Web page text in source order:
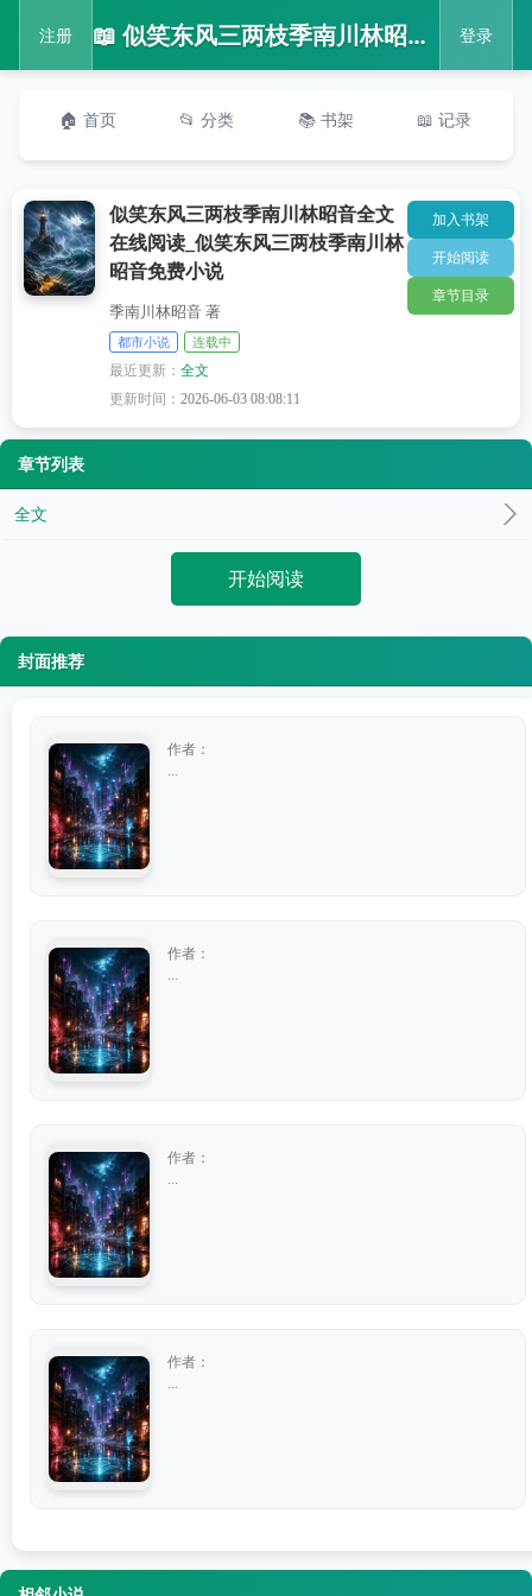
注册 📖 似笑东风三两枝季南川林昭音全文在线阅读_似笑东风三两枝季南川林昭音免费小说 登录
🏠 首页 📂 分类 📚 书架 📖 记录
似笑东风三两枝季南川林昭音全文
在线阅读_似笑东风三两枝季南川林
昭音免费小说
季南川林昭音 著
都市小说 连载中
最近更新：全文
更新时间：2026-06-03 08:08:11
加入书架
开始阅读
章节目录
章节列表
全文
开始阅读
封面推荐
作者：
作者：
作者：
作者：